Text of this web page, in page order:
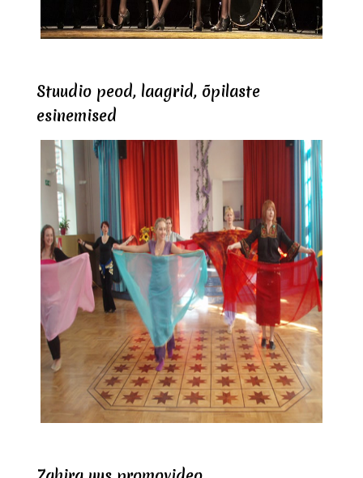
Stuudio peod, laagrid, õpilaste
esinemised